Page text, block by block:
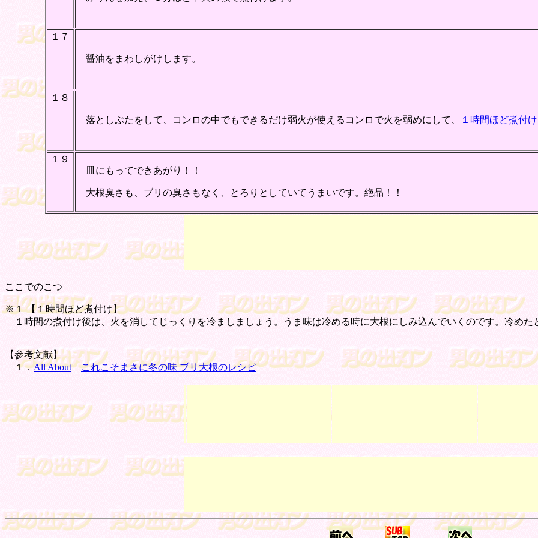
１７
醤油をまわしがけします。
１８
落としぶたをして、コンロの中でもできるだけ弱火が使えるコンロで火を弱めにして、 １時間ほど煮付け
１９
皿にもってできあがり！！
大根臭さも、ブリの臭さもなく、とろりとしていてうまいです。絶品！！
ここでのこつ
※１ 【１時間ほど煮付け】
１時間の煮付け後は、火を消してじっくりを冷ましましょう。うま味は冷める時に大根にしみ込んでいくのです。冷め
【参考文献】
１．All About これこそまさに冬の味 ブリ大根のレシピ